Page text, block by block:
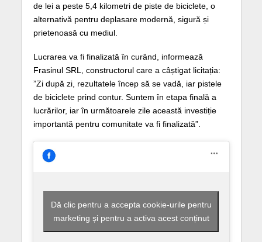
de lei a peste 5,4 kilometri de piste de biciclete, o
alternativă pentru deplasare modernă, sigură și
prietenoasă cu mediul.
Lucrarea va fi finalizată în curând, informează
Frasinul SRL, constructorul care a câștigat licitația:
”Zi după zi, rezultatele încep să se vadă, iar pistele
de biciclete prind contur. Suntem în etapa finală a
lucrărilor, iar în următoarele zile această investiție
importantă pentru comunitate va fi finalizată”.
Dă clic pentru a accepta cookie-urile pentru
marketing și pentru a activa acest conținut